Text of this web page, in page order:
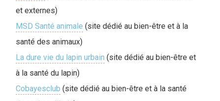
et externes)
MSD Santé animale (site dédié au bien-être et à la
santé des animaux)
La dure vie du lapin urbain (site dédié au bien-être et
à la santé du lapin)
Cobayesclub (site dédié au bien-être et à la santé